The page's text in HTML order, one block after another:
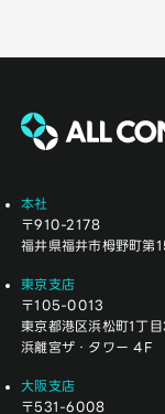
本社
〒910-2178
福井県福井市栂野町第
東京支店
〒105-0013
東京都港区浜松町1丁
浜離宮ザ・タワー 4F
大阪支店
〒531-6008